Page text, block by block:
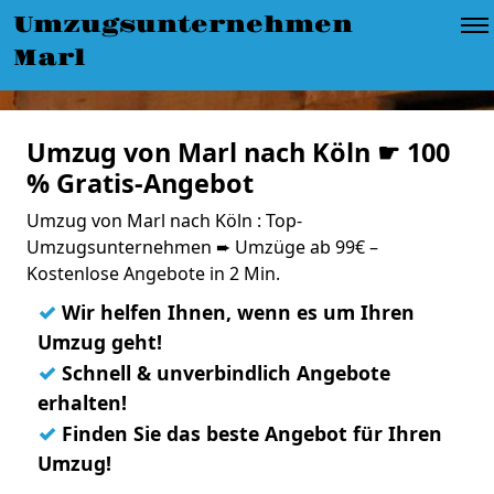
Umzugsunternehmen
Marl
Umzug von Marl nach Köln ☛ 100
% Gratis-Angebot
Umzug von Marl nach Köln : Top-
Umzugsunternehmen ➨ Umzüge ab 99€ –
Kostenlose Angebote in 2 Min.
✓ Wir helfen Ihnen, wenn es um Ihren
Umzug geht!
✓ Schnell & unverbindlich Angebote
erhalten!
✓ Finden Sie das beste Angebot für Ihren
Umzug!